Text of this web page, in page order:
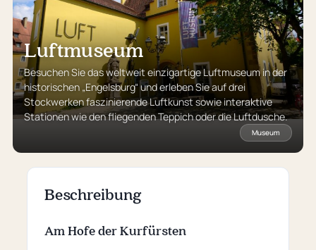
Luftmuseum
Besuchen Sie das weltweit einzigartige Luftmuseum in der
historischen „Engelsburg“ und erleben Sie auf drei
Stockwerken faszinierende Luftkunst sowie interaktive
Stationen wie den fliegenden Teppich oder die Luftdusche.
Museum
Beschreibung
Am Hofe der Kurfürsten